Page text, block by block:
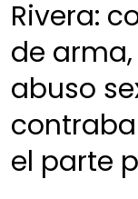
Rivera:
de
abuso
el parte